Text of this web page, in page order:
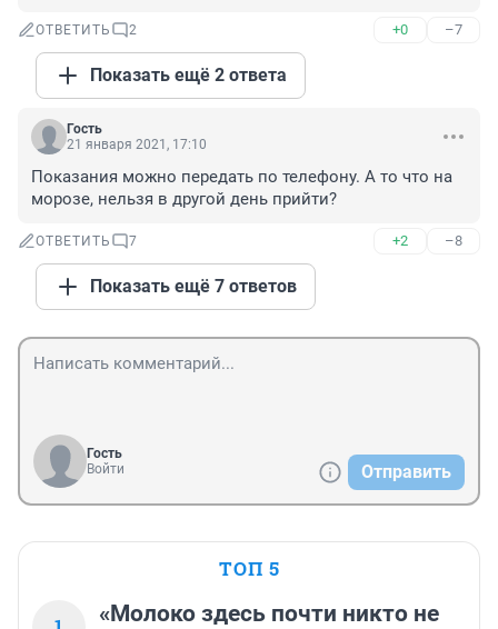
ОТВЕТИТЬ 2 +0 –7
Показать ещё 2 ответа
Гость
21 января 2021, 17:10
Показания можно передать по телефону. А то что на
морозе, нельзя в другой день прийти?
ОТВЕТИТЬ 7 +2 –8
Показать ещё 7 ответов
Гость
Войти
Отправить
ТОП 5
«Молоко здесь почти никто не